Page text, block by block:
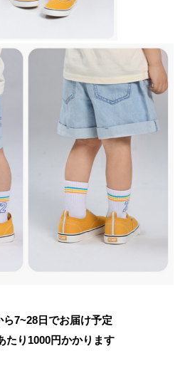
ら7~28日でお届け予定
たり 1000円かかります